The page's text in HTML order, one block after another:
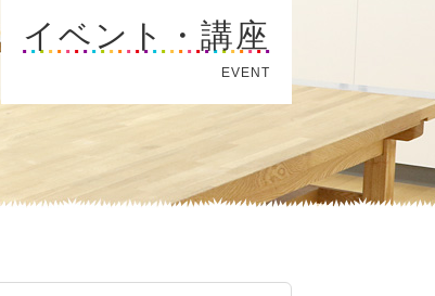
イベント・講座
EVENT